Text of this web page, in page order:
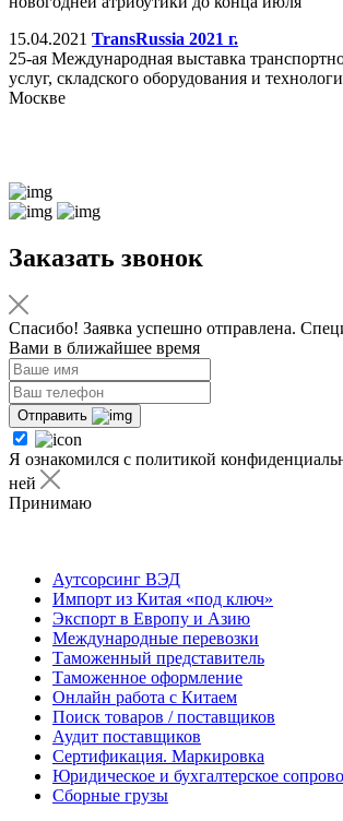
15.04.2021 TransRussia 2021 г.
25-ая Международная выставка
услуг, складского оборудования и
Москве
Заказать звонок
Спасибо! Заявка успешно отправлена.
Вами в ближайшее время
Отправить
Я ознакомился с политикой
ней
Принимаю
Аутсорсинг ВЭД
Импорт из Китая «под ключ»
Экспорт в Европу и Азию
Международные перевозки
Таможенный представитель
Таможенное оформление
Онлайн работа с Китаем
Поиск товаров / поставщиков
Аудит поставщиков
Сертификация. Маркировка
Юридическое и бухгалтерское
Сборные грузы